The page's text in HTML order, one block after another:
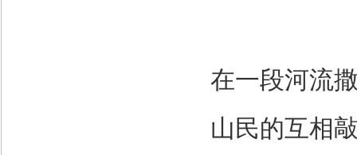
在一段河流
山民的互相